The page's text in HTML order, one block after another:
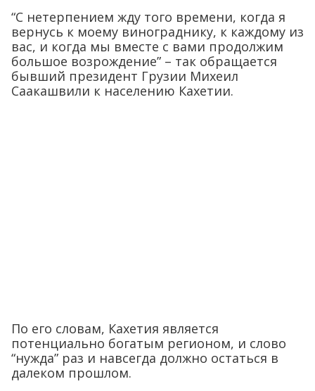
“С нетерпением жду того времени, когда я
вернусь к моему винограднику, к каждому из
вас, и когда мы вместе с вами продолжим
большое возрождение” – так обращается
бывший президент Грузии Михеил
Саакашвили к населению Кахетии.
По его словам, Кахетия является
потенциально богатым регионом, и слово
“нужда” раз и навсегда должно остаться в
далеком прошлом.